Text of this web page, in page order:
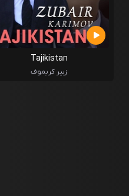
Tajikistan
زبیر کریموف